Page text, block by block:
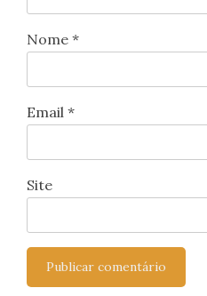
Nome *
Email *
Site